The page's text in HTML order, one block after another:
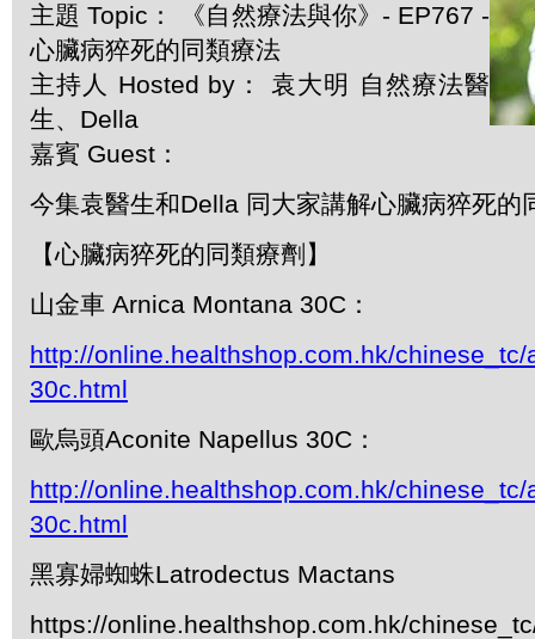
主題 Topic： 《自然療法與你》- EP767 -
心臟病猝死的同類療法
主持人 Hosted by： 袁大明 自然療法醫
生、Della
嘉賓 Guest：
今集袁醫生和Della 同大家講解心臟病猝死的
【心臟病猝死的同類療劑】
山金車 Arnica Montana 30C：
http://online.healthshop.com.hk/
30c.html
歐烏頭Aconite Napellus 30C：
http://online.healthshop.com.hk/
30c.html
黑寡婦蜘蛛Latrodectus Mactans
https://online.healthshop.com.hk/